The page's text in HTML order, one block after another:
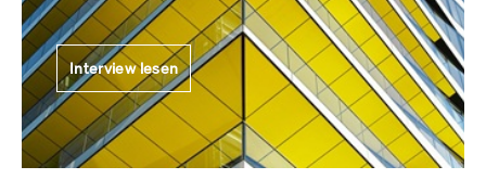
Interview lesen